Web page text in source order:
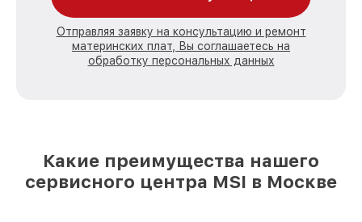
Отправляя заявку на консультацию и ремонт
материнских плат, Вы соглашаетесь на
обработку персональных данных
Какие преимущества нашего
сервисного центра MSI в Москве